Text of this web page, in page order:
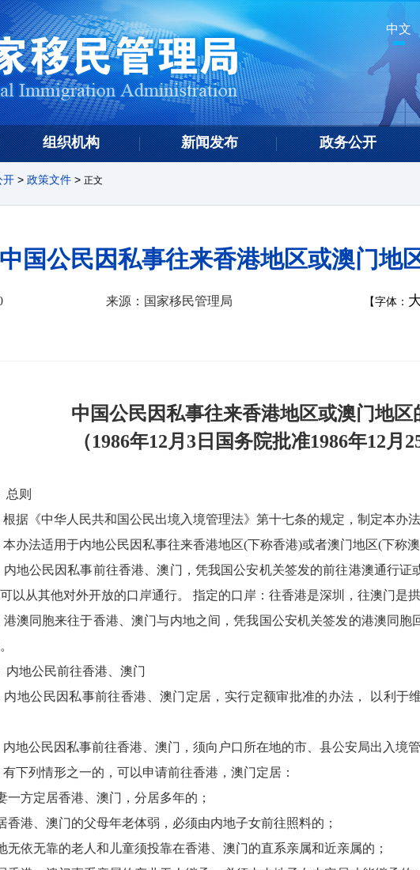
中文
组织机构 新闻发布 政务公开
开 > 政策文件 > 正文
中国公民因私事往来香港地区或澳门地
来源：国家移民管理局 【字体：
中国公民因私事往来香港地区或澳门地区
（1986年12月3日国务院批准1986年12月
总则
据《中华人民共和国公民出境入境管理法》第十七条的规定，制定本办法
本办法适用于内地公民因私事往来香港地区(下称香港)或者澳门地区(下称
内地公民因私事前往香港、澳门，凭我国公安机关签发的前往港澳通行证
以从其他对外开放的口岸通行。 指定的口岸：往香港是深圳，往澳门是拱
港澳同胞来往于香港、澳门与内地之间，凭我国公安机关签发的港澳同
内地公民前往香港、澳门
内地公民因私事前往香港、澳门定居，实行定额审批准的办法， 以利于
内地公民因私事前往香港、澳门，须向户口所在地的市、县公安局出入境管
下列情形之一的，可以申请前往香港，澳门定居：
一方定居香港、澳门，分居多年的；
香港、澳门的父母年老体弱，必须由内地子女前往照料的；
无依无靠的老人和儿童须投靠在香港、澳门的直系亲属和近亲属的；